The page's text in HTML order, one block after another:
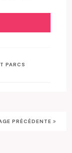
PARCS
PRÉCÉDENTE